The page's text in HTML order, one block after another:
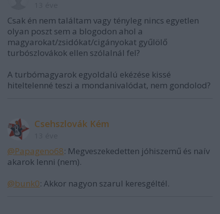
Csak én nem találtam vagy tényleg nincs egyetlen
olyan poszt sem a blogodon ahol a
magyarokat/zsidókat/cigányokat gyűlölő
turbószlovákok ellen szólalnál fel?
A turbómagyarok egyoldalú ekézése kissé
hiteltelenné teszi a mondanivalódat, nem gondolod?
Csehszlovák Kém
@Papageno68: Megveszekedetten jóhiszemű és naív
akarok lenni (nem).
@bunk0: Akkor nagyon szarul keresgéltél.